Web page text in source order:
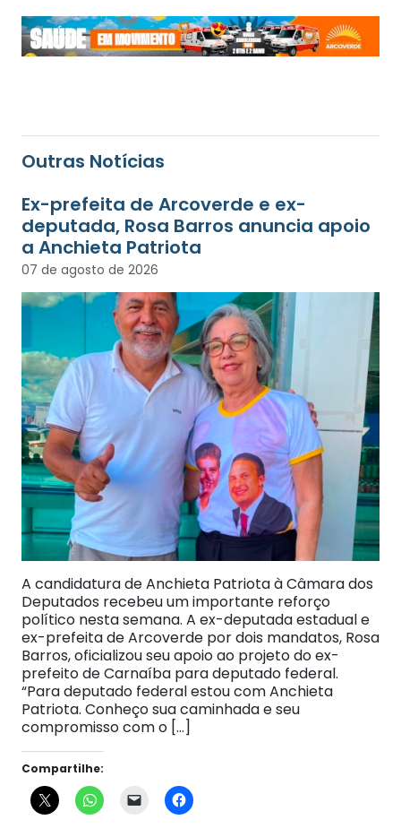
Outras Notícias
Ex-prefeita de Arcoverde e ex-
deputada, Rosa Barros anuncia apoio
a Anchieta Patriota
07 de agosto de 2026
A candidatura de Anchieta Patriota à Câmara dos
Deputados recebeu um importante reforço
político nesta semana. A ex-deputada estadual e
ex-prefeita de Arcoverde por dois mandatos, Rosa
Barros, oficializou seu apoio ao projeto do ex-
prefeito de Carnaíba para deputado federal.
“Para deputado federal estou com Anchieta
Patriota. Conheço sua caminhada e seu
compromisso com o […]
Compartilhe: